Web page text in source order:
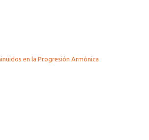
en la Progresión Armónica